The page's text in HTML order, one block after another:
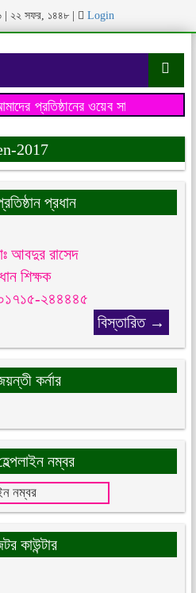
২২ সফর, ১৪৪৮ Login
প্রতিষ্ঠানের ওয়েব সাইটে
2017
প্রধান
আবদুর রাসেদ
শিক্ষক
২৪৪৪৪৫
বিস্তারিত →
কর্নার
নম্বর
কাউন্টার